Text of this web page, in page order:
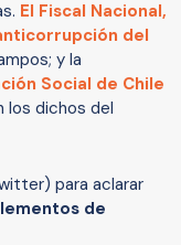
El Fiscal Nacional,
del
y la
Social de Chile
los dichos del
para aclarar
de